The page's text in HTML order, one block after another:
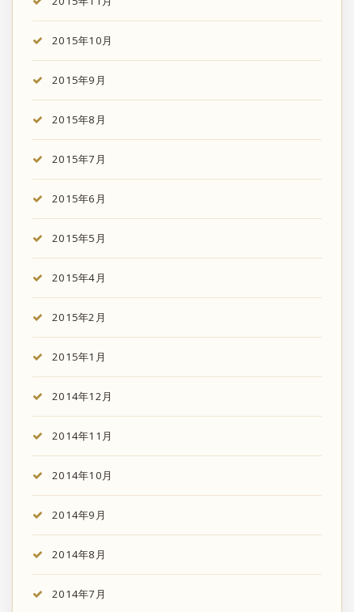
2015年10月
2015年9月
2015年8月
2015年7月
2015年6月
2015年5月
2015年4月
2015年2月
2015年1月
2014年12月
2014年11月
2014年10月
2014年9月
2014年8月
2014年7月